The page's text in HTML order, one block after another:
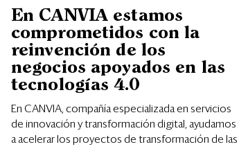
En CANVIA estamos
comprometidos con la
reinvención de los
negocios apoyados en las
tecnologías 4.0
En CANVIA, compañía especializada en servicios
de innovación y transformación digital, ayudamos
a acelerar los proyectos de transformación de las